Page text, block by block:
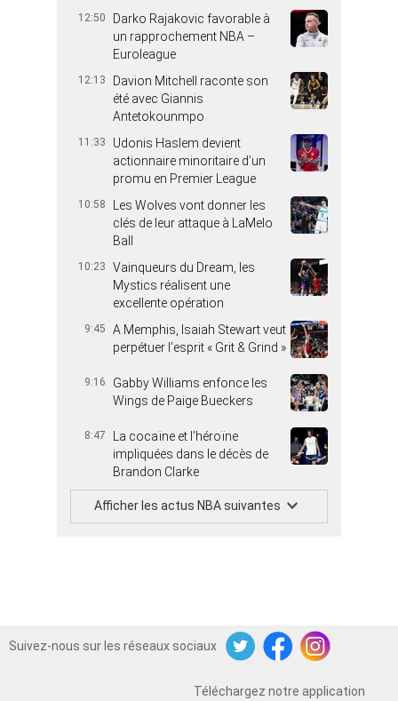
12:50
Darko Rajakovic favorable à
un rapprochement NBA –
Euroleague
12:13
Davion Mitchell raconte son
été avec Giannis
Antetokounmpo
11:33
Udonis Haslem devient
actionnaire minoritaire d’un
promu en Premier League
10:58
Les Wolves vont donner les
clés de leur attaque à LaMelo
Ball
10:23
Vainqueurs du Dream, les
Mystics réalisent une
excellente opération
9:45
A Memphis, Isaiah Stewart veut
perpétuer l’esprit « Grit & Grind »
9:16
Gabby Williams enfonce les
Wings de Paige Bueckers
8:47
La cocaïne et l’héroïne
impliquées dans le décès de
Brandon Clarke
Afficher les actus NBA suivantes
Suivez-nous sur les réseaux sociaux
TwitterFacebookInstagram
Téléchargez notre application